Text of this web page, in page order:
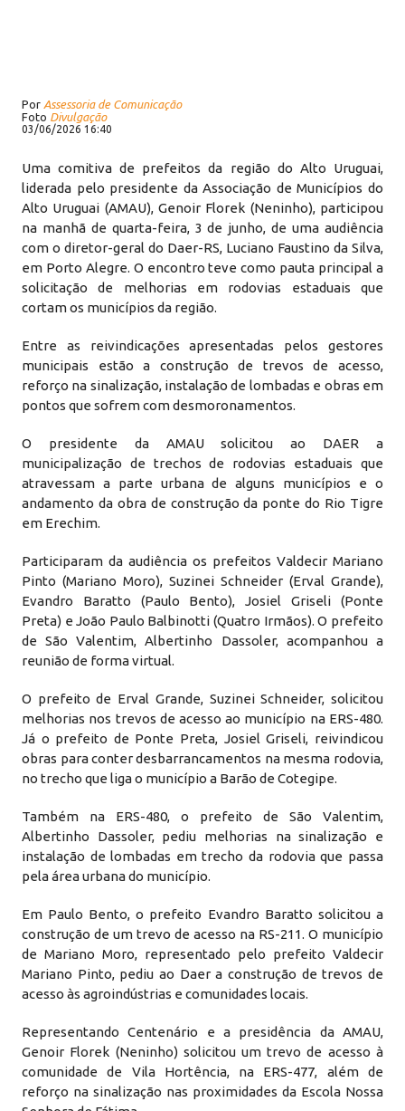
Por Assessoria de Comunicação
Foto Divulgação
03/06/2026 16:40
Uma comitiva de prefeitos da região do Alto Uruguai,
liderada pelo presidente da Associação de Municípios do
Alto Uruguai (AMAU), Genoir Florek (Neninho), participou
na manhã de quarta-feira, 3 de junho, de uma audiência
com o diretor-geral do Daer-RS, Luciano Faustino da Silva,
em Porto Alegre. O encontro teve como pauta principal a
solicitação de melhorias em rodovias estaduais que
cortam os municípios da região.
Entre as reivindicações apresentadas pelos gestores
municipais estão a construção de trevos de acesso,
reforço na sinalização, instalação de lombadas e obras em
pontos que sofrem com desmoronamentos.
O presidente da AMAU solicitou ao DAER a
municipalização de trechos de rodovias estaduais que
atravessam a parte urbana de alguns municípios e o
andamento da obra de construção da ponte do Rio Tigre
em Erechim.
Participaram da audiência os prefeitos Valdecir Mariano
Pinto (Mariano Moro), Suzinei Schneider (Erval Grande),
Evandro Baratto (Paulo Bento), Josiel Griseli (Ponte
Preta) e João Paulo Balbinotti (Quatro Irmãos). O prefeito
de São Valentim, Albertinho Dassoler, acompanhou a
reunião de forma virtual.
O prefeito de Erval Grande, Suzinei Schneider, solicitou
melhorias nos trevos de acesso ao município na ERS-480.
Já o prefeito de Ponte Preta, Josiel Griseli, reivindicou
obras para conter desbarrancamentos na mesma rodovia,
no trecho que liga o município a Barão de Cotegipe.
Também na ERS-480, o prefeito de São Valentim,
Albertinho Dassoler, pediu melhorias na sinalização e
instalação de lombadas em trecho da rodovia que passa
pela área urbana do município.
Em Paulo Bento, o prefeito Evandro Baratto solicitou a
construção de um trevo de acesso na RS-211. O município
de Mariano Moro, representado pelo prefeito Valdecir
Mariano Pinto, pediu ao Daer a construção de trevos de
acesso às agroindústrias e comunidades locais.
Representando Centenário e a presidência da AMAU,
Genoir Florek (Neninho) solicitou um trevo de acesso à
comunidade de Vila Hortência, na ERS-477, além de
reforço na sinalização nas proximidades da Escola Nossa